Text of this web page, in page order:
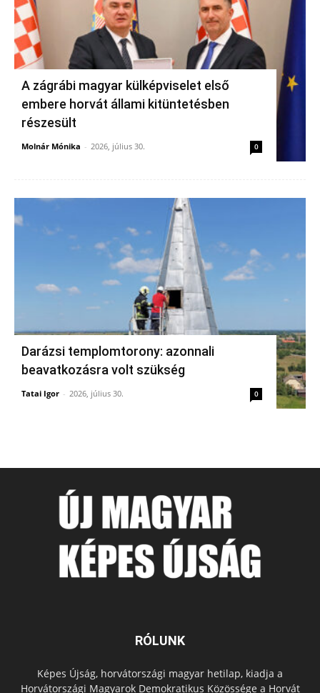
A zágrábi magyar külképviselet első
embere horvát állami kitüntetésben
részesült
Molnár Mónika - 2026, július 30. 0
Darázsi templomtorony: azonnali
beavatkozásra volt szükség
Tatai Igor - 2026, július 30. 0
RÓLUNK
Képes Újság, horvátországi magyar hetilap, kiadja a
Horvátországi Magyarok Demokratikus Közössége a Horvát